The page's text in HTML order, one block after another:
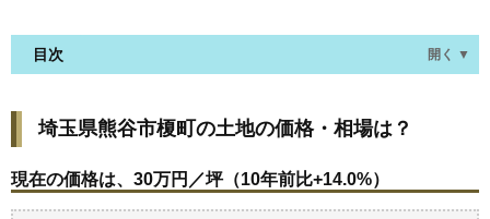
目次 開く ▼
現在の価格は、30万円／坪（10年前比+14.0%）
価格を詳細に分析しよう
埼玉県熊谷市榎町の土地の価格・相場は？
現在の価格は、30万円／坪（10年前比+14.0%）